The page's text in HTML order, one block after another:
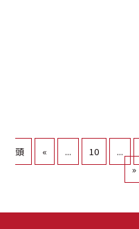
頭
« ... 10 ...
»